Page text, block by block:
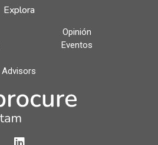
Explora
Opinión
Eventos
Advisors
LinkedIn